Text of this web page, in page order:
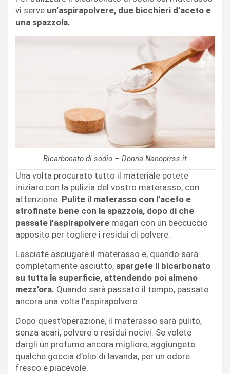
vi serve un’aspirapolvere, due bicchieri d’aceto e
una spazzola.
Bicarbonato di sodio – Donna.Nanoprrss.it
Una volta procurato tutto il materiale potete
iniziare con la pulizia del vostro materasso, con
attenzione. Pulite il materasso con l’aceto e
strofinate bene con la spazzola, dopo di che
passate l’aspirapolvere magari con un beccuccio
apposito per togliere i residui di polvere.
Lasciate asciugare il materasso e, quando sarà
completamente asciutto, spargete il bicarbonato
su tutta la superficie, attendendo poi almeno
mezz’ora. Quando sarà passato il tempo, passate
ancora una volta l’aspirapolvere.
Dopo quest’operazione, il materasso sarà pulito,
senza acari, polvere o residui nocivi. Se volete
dargli un profumo ancora migliore, aggiungete
qualche goccia d’olio di lavanda, per un odore
fresco e piacevole.